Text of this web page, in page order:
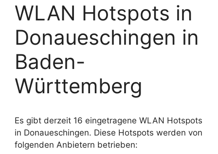
WLAN Hotspots in
Donaueschingen in
Baden-
Württemberg
Es gibt derzeit 16 eingetragene WLAN Hotspots
in Donaueschingen. Diese Hotspots werden von
folgenden Anbietern betrieben: